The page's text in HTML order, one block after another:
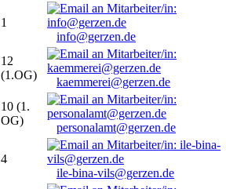
1
info@gerzen.de
12
(1.OG)
kaemmerei@gerzen.de
10 (1.
OG)
personalamt@gerzen.de
4
ile-bina-vils@gerzen.de